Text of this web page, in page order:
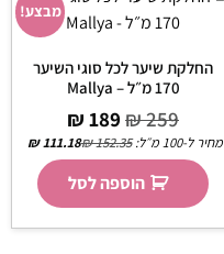
מבצע!
החלקת שיער לכל סוגי השיער
170 מ״ל – Mallya
₪259
₪189
מחיר ל-100 מ״ל: ₪152.35
₪111.18
הוספה לסל